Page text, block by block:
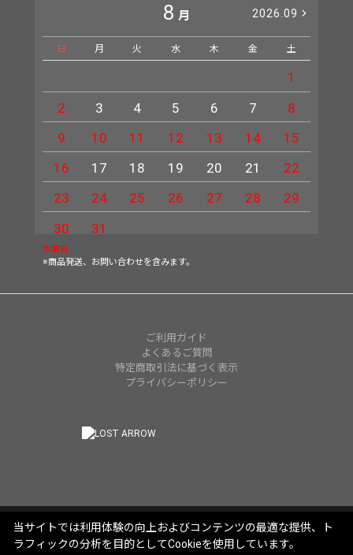
8 月 2026.09
日 月 火 水 木 金 土
1
2
3 4 5 6 7
8
9
10 11 12 13 14
15
16
17 18 19 20 21
22
23
24 25 26 27 28
29
30
31
休業日
※商品発送、お問い合わせを含みます。
ご利用ガイド
よくあるご質問
特定商取引法に基づく表示
プライバシーポリシー
当サイトでは利用体験の向上およびコンテンツの最適な提供、ト
ラフィックの分析を目的としてCookieを使用しています。